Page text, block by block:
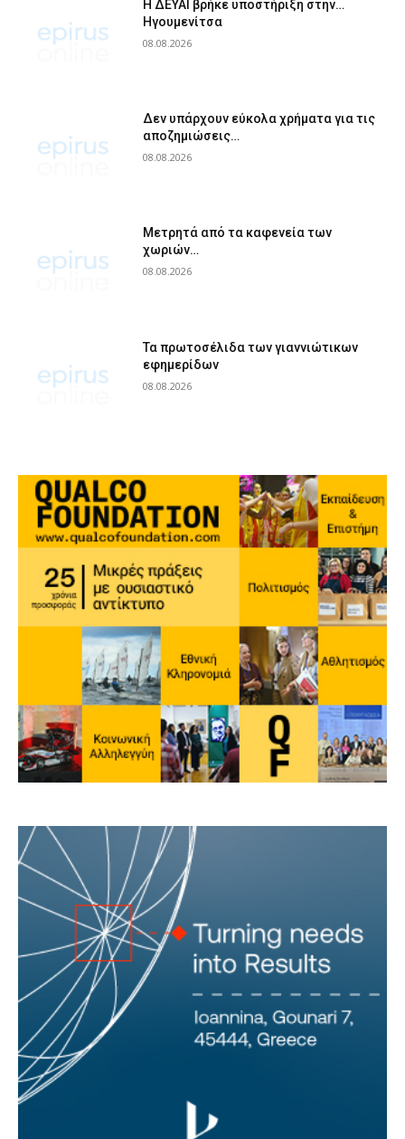
Η ΔΕΥΑΙ βρήκε υποστήριξη στην…
Ηγουμενίτσα
08.08.2026
Δεν υπάρχουν εύκολα χρήματα για τις
αποζημιώσεις…
08.08.2026
Μετρητά από τα καφενεία των
χωριών…
08.08.2026
Τα πρωτοσέλιδα των γιαννιώτικων
εφημερίδων
08.08.2026